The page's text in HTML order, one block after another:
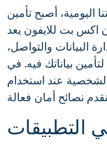
اليومية، أصبح تأمين
اكس بت للايفون يعد
البيانات والتواصل،
بياناتك فيه. في
عند استخدام
التطبيقات